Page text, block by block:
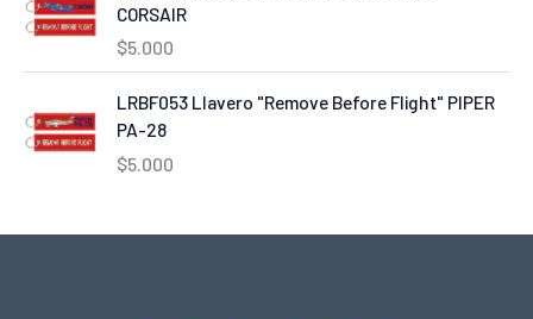
CORSAIR
$5.000
LRBF053 Llavero "Remove Before Flight" PIPER
PA-28
$5.000